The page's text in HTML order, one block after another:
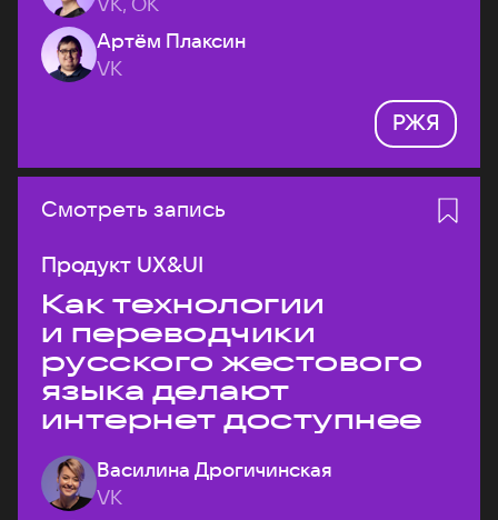
Артём Плаксин
VK
РЖЯ
Смотреть запись
Продукт UX&UI
Как технологии
и переводчики
русского жестового
языка делают
интернет доступнее
Василина Дрогичинская
VK